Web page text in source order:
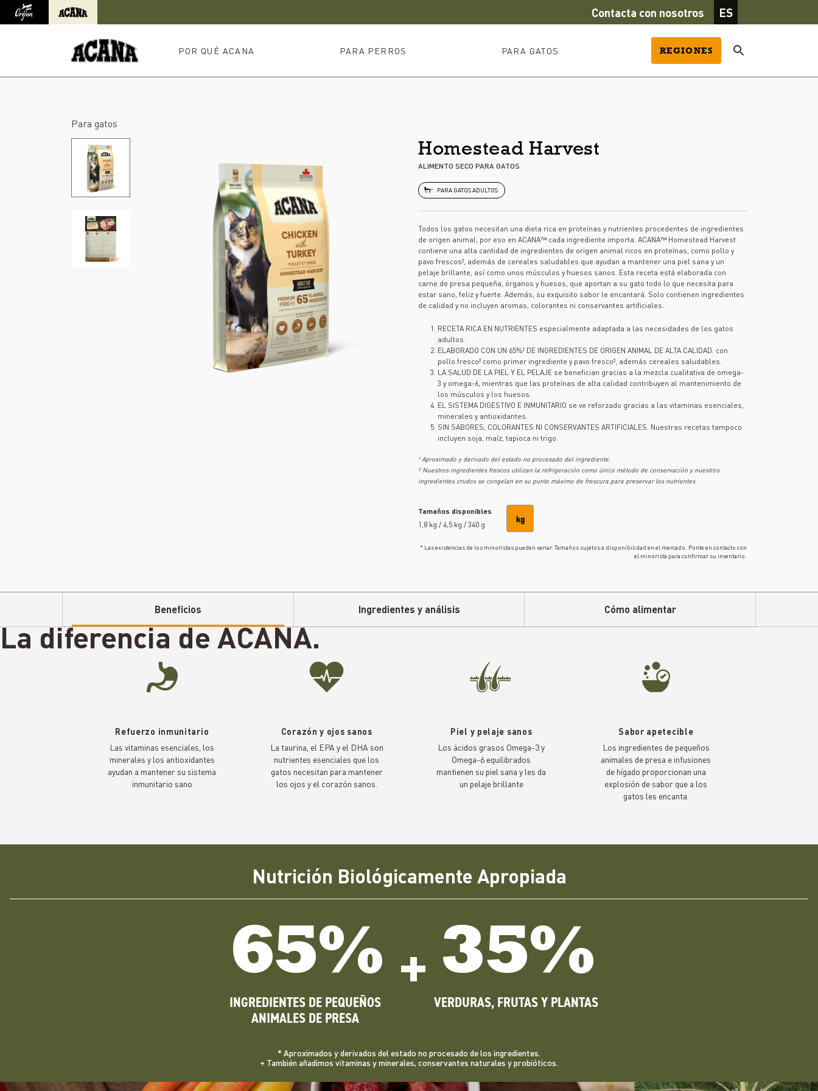
Orijen Acana Contacta con nosotros ES
POR QUÉ ACANA PARA PERROS PARA GATOS REGIONES
Para gatos
Homestead Harvest
ALIMENTO SECO PARA GATOS
PARA GATOS ADULTOS
Todos los gatos necesitan una dieta rica en proteínas y nutrientes procedentes de ingredientes
de origen animal, por eso en ACANA™ cada ingrediente importa. ACANA™ Homestead Harvest
contiene una alta cantidad de ingredientes de origen animal ricos en proteínas, como pollo y
pavo frescos², además de cereales saludables que ayudan a mantener una piel sana y un
pelaje brillante, así como unos músculos y huesos sanos. Esta receta está elaborada con
carne de presa pequeña, órganos y huesos, que aportan a su gato todo lo que necesita para
estar sano, feliz y fuerte. Además, su exquisito sabor le encantará. Solo contienen ingredientes
de calidad y no incluyen aromas, colorantes ni conservantes artificiales.
RECETA RICA EN NUTRIENTES especialmente adaptada a las necesidades de los gatos
adultos.
ELABORADO CON UN 65%¹ DE INGREDIENTES DE ORIGEN ANIMAL DE ALTA CALIDAD: con
pollo fresco² como primer ingrediente y pavo fresco², además cereales saludables.
LA SALUD DE LA PIEL Y EL PELAJE se benefician gracias a la mezcla cualitativa de omega-
3 y omega-6, mientras que las proteínas de alta calidad contribuyen al mantenimiento de
los músculos y los huesos.
EL SISTEMA DIGESTIVO E INMUNITARIO se ve reforzado gracias a las vitaminas esenciales,
minerales y antioxidantes.
SIN SABORES, COLORANTES NI CONSERVANTES ARTIFICIALES. Nuestras recetas tampoco
incluyen soja, maíz, tapioca ni trigo.
¹ Aproximado y derivado del estado no procesado del ingrediente.
² Nuestros ingredientes frescos utilizan la refrigeración como único método de conservación y nuestros
ingredientes crudos se congelan en su punto máximo de frescura para preservar los nutrientes.
Tamaños disponibles
1,8 kg / 4,5 kg / 340 g
kg
* Las existencias de los minoristas pueden variar. Tamaños sujetos a disponibilidad en el mercado. Ponte en contacto con
el minorista para confirmar su inventario.
Beneficios Ingredientes y análisis Cómo alimentar
Ladiferenciade ACANA.
Refuerzo inmunitario
Las vitaminas esenciales, los
minerales y los antioxidantes
ayudan a mantener su sistema
inmunitario sano
Corazón y ojos sanos
La taurina, el EPA y el DHA son
nutrientes esenciales que los
gatos necesitan para mantener
los ojos y el corazón sanos.
Piel y pelaje sanos
Los ácidos grasos Omega-3 y
Omega-6 equilibrados
mantienen su piel sana y les da
un pelaje brillante
Sabor apetecible
Los ingredientes de pequeños
animales de presa e infusiones
de hígado proporcionan una
explosión de sabor que a los
gatos les encanta.
Nutrición Biológicamente Apropiada
65%
INGREDIENTES DE PEQUEÑOS
ANIMALES DE PRESA
+ 35%
VERDURAS, FRUTAS Y PLANTAS
* Aproximados y derivados del estado no procesado de los ingredientes.
+ También añadimos vitaminas y minerales, conservantes naturales y probióticos.